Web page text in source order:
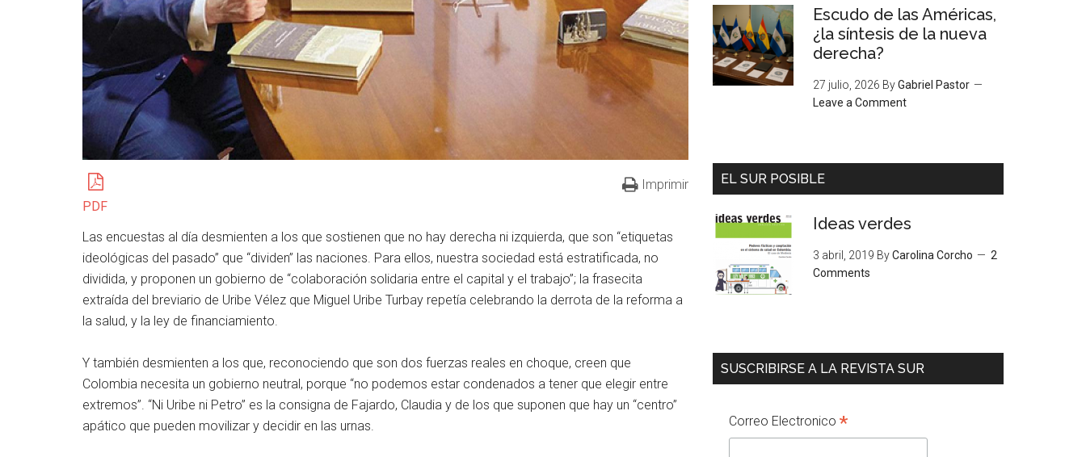
PDF
Imprimir
Las encuestas al día desmienten a los que sostienen que no hay derecha ni izquierda, que son “etiquetas
ideológicas del pasado” que “dividen” las naciones. Para ellos, nuestra sociedad está estratificada, no
dividida, y proponen un gobierno de “colaboración solidaria entre el capital y el trabajo”; la frasecita
extraída del breviario de Uribe Vélez que Miguel Uribe Turbay repetía celebrando la derrota de la reforma a
la salud, y la ley de financiamiento.
Y también desmienten a los que, reconociendo que son dos fuerzas reales en choque, creen que
Colombia necesita un gobierno neutral, porque “no podemos estar condenados a tener que elegir entre
extremos”. “Ni Uribe ni Petro” es la consigna de Fajardo, Claudia y de los que suponen que hay un “centro”
apático que pueden movilizar y decidir en las urnas.
Escudo de las Américas,
¿la síntesis de la nueva
derecha?
27 julio, 2026 ByGabriel Pastor
Leave a Comment
EL SUR POSIBLE
Ideas verdes
3 abril, 2019 ByCarolina Corcho
2
Comments
SUSCRIBIRSE A LA REVISTA SUR
Correo Electronico *